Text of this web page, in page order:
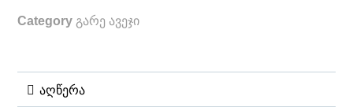
Category გარე ავეჯი
აღწერა